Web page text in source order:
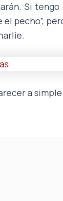
Si
pecho”,
a